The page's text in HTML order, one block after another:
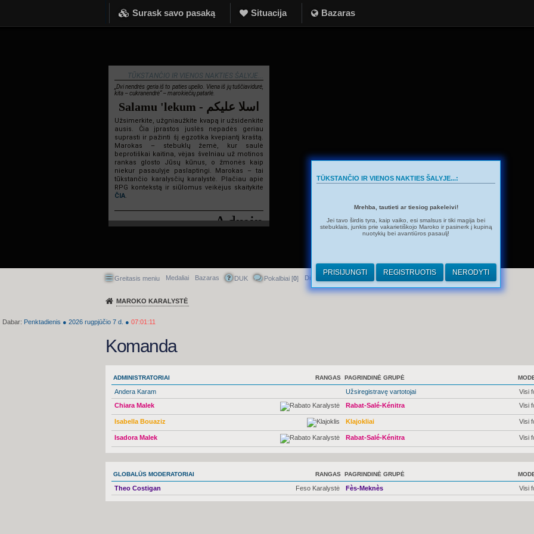
Surask savo pasaką Situacija Bazaras
TŪKSTANČIO IR VIENOS NAKTIES ŠALYJE...
„Dvi nendrės geria iš to paties upelio. Viena iš jų tuščiavidurė,
kita – cukranendrė“ – marokiečių patarlė.
Salamu 'lekum - اسلا عليكم
Užsimerkite, užgniaužkite kvapą ir užsidenkite
ausis. Čia įprastos juslės nepadės geriau
suprasti ir pažinti šį egzotika kvepiantį kraštą.
Marokas – stebuklų žemė, kur saulė
beprotiškai kaitina, vėjas švelniau už motinos
rankas glosto Jūsų kūnus, o žmonės kaip
niekur pasaulyje paslaptingi. Marokas – tai
tūkstančio karalysčių karalystė. Plačiau apie
RPG kontekstą ir siūlomus veikėjus skaitykite
ČIA.
Admin
Greitasis meniu Medaliai Bazaras DUK Pokalbiai [0] Dirhamai
MAROKO KARALYSTĖ
Dabar: Penktadienis ● 2026 rugpjūčio 7 d. ● 07:01:11
TŪKSTANČIO IR VIENOS NAKTIES ŠALYJE...:
Mrehba, tautieti ar tiesiog pakeleivi!
Jei tavo širdis tyra, kaip vaiko, esi smalsus ir tiki magija bei
stebuklais, junkis prie vakarietiškojo Maroko ir pasinerk į kupiną
nuotykių bei avantiūros pasaulį!
PRISIJUNGTI REGISTRUOTIS NERODYTI
Komanda
RANGAS
ADMINISTRATORIAI PAGRINDINĖ GRUPĖ
Andera Karam Užsiregistravę vartotojai
Visi
Chiara Malek
Rabat-Salé-Kénitra Visi
Isabella Bouaziz Klajokliai Visi
Isadora Malek Rabat-Salé-Kénitra Visi
RANGAS
GLOBALŪS MODERATORIAI PAGRINDINĖ GRUPĖ
Feso Karalystė
Theo Costigan Fès-Meknès Visi